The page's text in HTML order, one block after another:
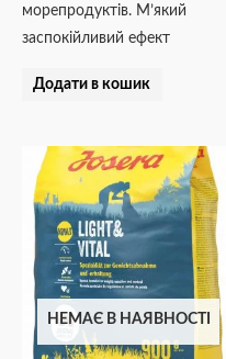
морепродуктів. М’який
заспокійливий ефект
Додати в кошик
НЕМАЄ В НАЯВНОСТІ